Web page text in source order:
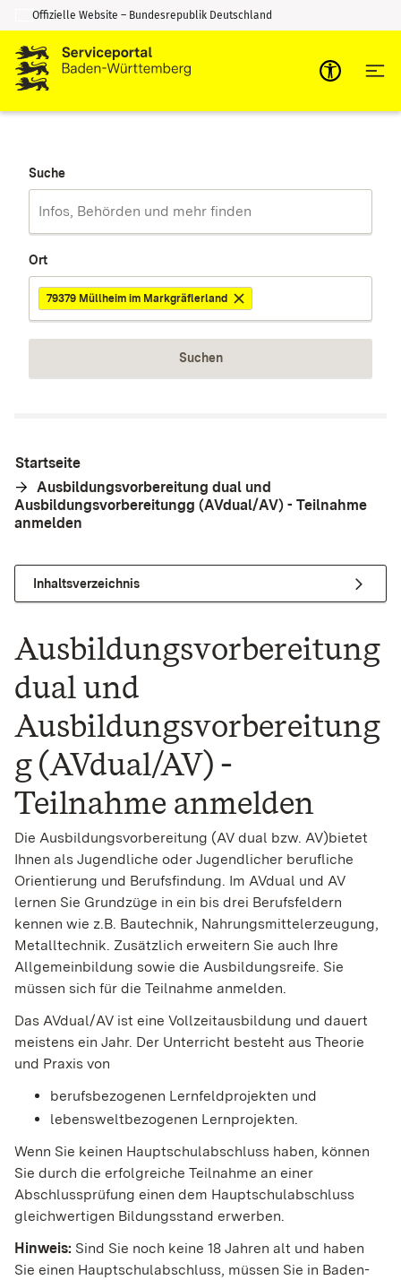
Zum Inhalt springen
Zur Suche springen
Offizielle Website – Bundesrepublik Deutschland
Suche
Ort
79379 Müllheim im Markgräflerland
Suchen
Startseite
Ausbildungsvorbereitung dual und
Ausbildungsvorbereitungg (AVdual/AV) - Teilnahme
anmelden
Inhaltsverzeichnis
Ausbildungsvorbereitung
dual und
Ausbildungsvorbereitung
g (AVdual/AV) -
Teilnahme anmelden
Die Ausbildungsvorbereitung (AV dual bzw. AV)bietet
Ihnen als Jugendliche oder Jugendlicher berufliche
Orientierung und Berufsfindung. Im AVdual und AV
lernen Sie Grundzüge in ein bis drei Berufsfeldern
kennen wie z.B. Bautechnik, Nahrungsmittelerzeugung,
Metalltechnik. Zusätzlich erweitern Sie auch Ihre
Allgemeinbildung sowie die Ausbildungsreife. Sie
müssen sich für die Teilnahme anmelden.
Das AVdual/AV ist eine Vollzeitausbildung und dauert
meistens ein Jahr. Der Unterricht besteht aus Theorie
und Praxis von
berufsbezogenen Lernfeldprojekten und
lebensweltbezogenen Lernprojekten.
Wenn Sie keinen Hauptschulabschluss haben, können
Sie durch die erfolgreiche Teilnahme an einer
Abschlussprüfung einen dem Hauptschulabschluss
gleichwertigen Bildungsstand erwerben.
Hinweis: Sind Sie noch keine 18 Jahren alt und haben
Sie einen Hauptschulabschluss, müssen Sie in Baden-